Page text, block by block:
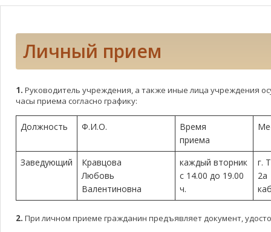
Личный прием
1. Руководитель учреждения, а также иные лица учреждения
часы приема согласно графику:
Должность Ф.И.О.
Время
приема
Заведующий
Кравцова
Любовь
Валентиновна
каждый вторник
с 14.00 до 19.00
ч.
г.
2а
2. При личном приеме гражданин предъявляет документ,